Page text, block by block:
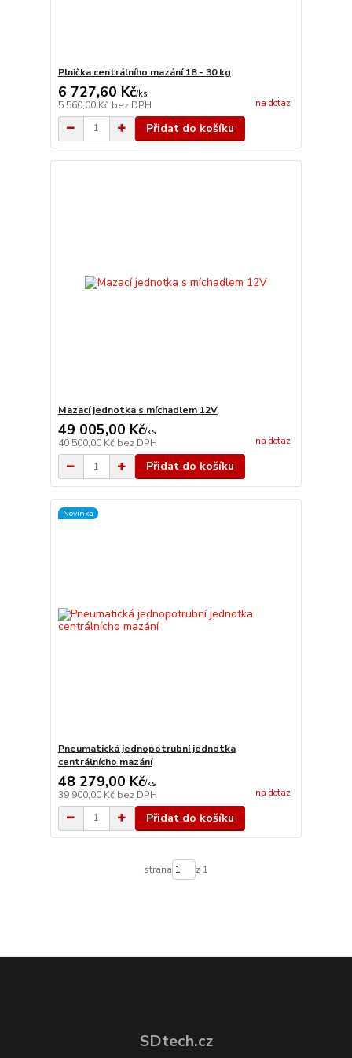
Plnička centrálního mazání 18 - 30 kg
6 727,60 Kč/ks
5 560,00 Kč bez DPH na dotaz
Přidat do košíku
Mazací jednotka s míchadlem 12V
49 005,00 Kč/ks
40 500,00 Kč bez DPH na dotaz
Přidat do košíku
Novinka
Pneumatická jednopotrubní jednotka
centrálnícho mazání
48 279,00 Kč/ks
39 900,00 Kč bez DPH na dotaz
Přidat do košíku
strana z 1
SDtech.cz